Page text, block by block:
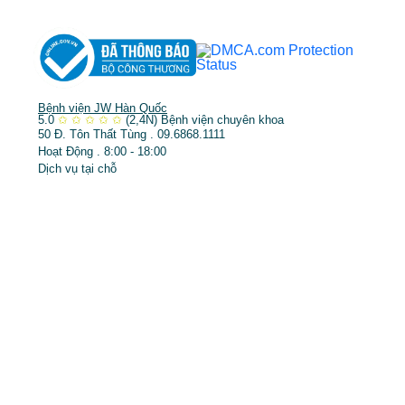
Bệnh viện JW Hàn Quốc
5.0 ✩ ✩ ✩ ✩ ✩ (2,4N) Bệnh viện chuyên khoa
50 Đ. Tôn Thất Tùng . 09.6868.1111
Hoạt Động . 8:00 - 18:00
Dịch vụ tại chỗ